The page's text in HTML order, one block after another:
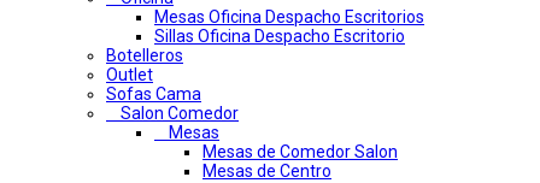
Mesas Oficina Despacho Escritorios
Sillas Oficina Despacho Escritorio
Botelleros
Outlet
Sofas Cama
Salon Comedor
Mesas
Mesas de Comedor Salon
Mesas de Centro